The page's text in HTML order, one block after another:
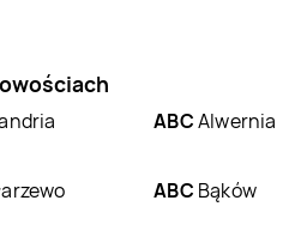
ABCAlwernia
ABC Bąków